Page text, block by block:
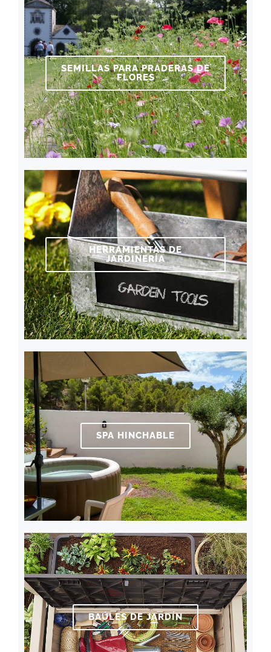
SEMILLAS PARA PRADERAS DE
FLORES
HERRAMIENTAS DE
JARDINERÍA
SPA HINCHABLE
BAÚLES DE JARDÍN